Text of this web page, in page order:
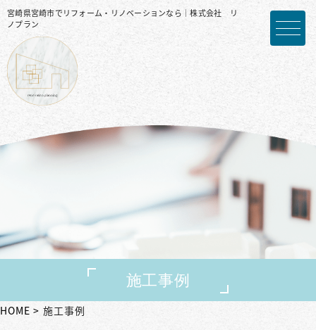
宮崎県宮崎市でリフォーム・リノベーションなら｜株式会社 リ
ノプラン
施工事例
HOME 施工事例